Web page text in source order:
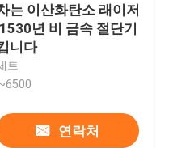
는 이산화탄소 래이저
년 비 금속 절단기
니다
트
연락처